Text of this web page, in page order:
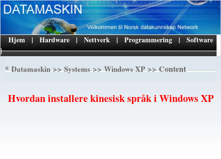
|
Hjem | Hardware | Nettverk | Programmering | Software
*Datamaskin>>Systems>>Windows XP>> Content
Hvordan installere kinesisk språk i Windows XP